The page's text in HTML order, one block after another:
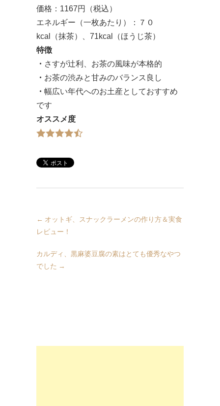
価格：1167円（税込）
エネルギー（一枚あたり）：７０
kcal（抹茶）、71kcal（ほうじ茶）
特徴
・ さすが辻利、お茶の風味が本格的
・ お茶の渋みと甘みのバランス良し
・ 幅広い年代へのお土産としておすすめ
です
オススメ度
← オットギ、スナックラーメンの作り方＆実食
レビュー！
カルディ、黒麻婆豆腐の素はとても優秀なやつ
でした →